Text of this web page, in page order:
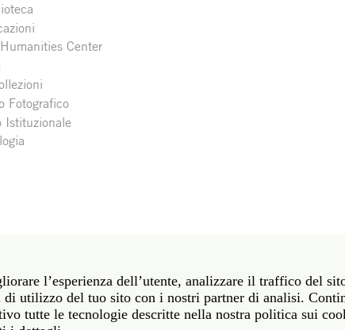
Center
Fotografico
Istituzionale
00153 Roma ITALIA · t 39 06 58461 · f 39 06
Third Floor New York NY 10011 · t 212 751
l’esperienza dell’utente, analizzare il traffico del
utilizzo del tuo sito con i nostri partner di analisi.
tutte le tecnologie descritte nella nostra politica sui